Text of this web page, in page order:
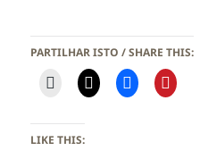
PARTILHAR ISTO / SHARE THIS:
LIKE THIS: